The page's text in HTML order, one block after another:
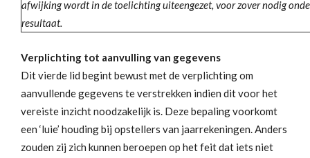
afwijking wordt in de toelichting uiteengezet, voor zover nodig
resultaat.
Verplichting tot aanvulling van gegevens
Dit vierde lid begint bewust met de verplichting om
aanvullende gegevens te verstrekken indien dit voor het
vereiste inzicht noodzakelijk is. Deze bepaling voorkomt
een ‘luie’ houding bij opstellers van jaarrekeningen. Anders
zouden zij zich kunnen beroepen op het feit dat iets niet